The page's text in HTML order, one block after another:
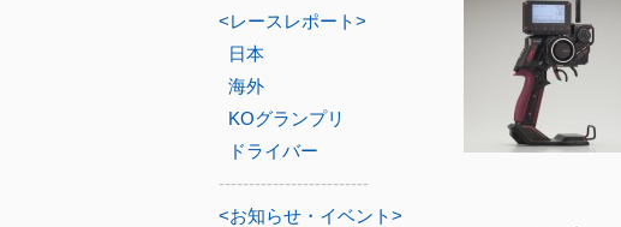
<レースレポート>
日本
海外
KOグランプリ
ドライバー
-------------------------
<お知らせ・イベント>